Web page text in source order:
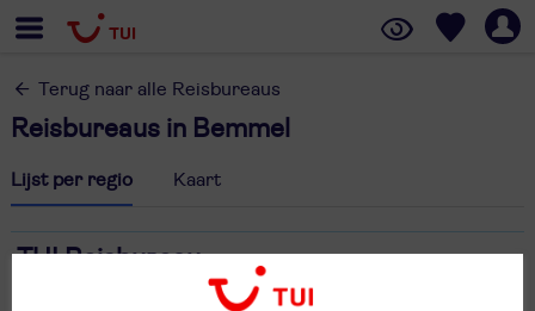
Terug naar alle Reisbureaus
Reisbureaus in Bemmel
Lijst per regio Kaart
TUI Reisbureau